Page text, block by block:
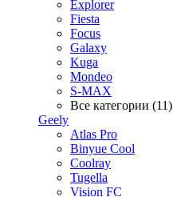
Explorer
Fiesta
Focus
Galaxy
Kuga
Mondeo
S-MAX
Все категории (11)
Geely
Atlas Pro
Binyue Cool
Coolray
Tugella
Vision FC